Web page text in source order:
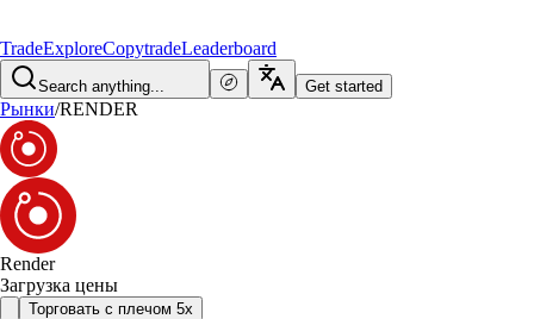
TradeExploreCopytradeLeaderboard
Search anything... Get started
Рынки/RENDER
Render
Загрузка цены
Торговать с плечом 5x